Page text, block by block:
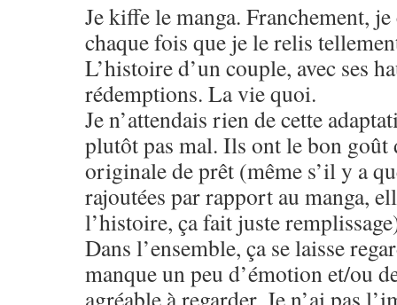
Je kiffe le manga. Franchement,
chaque fois que je le relis
L’histoire d’un couple, avec ses
rédemptions. La vie quoi.
Je n’attendais rien de cette
plutôt pas mal. Ils ont le bon goût
originale de prêt (même s’il y a
rajoutées par rapport au manga,
l’histoire, ça fait juste
Dans l’ensemble, ça se laisse
manque un peu d’émotion et/ou
agréable à regarder. Je n’ai pas